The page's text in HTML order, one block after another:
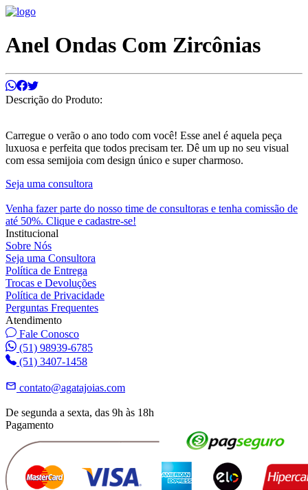
Anel Ondas Com Zircônias
Descrição do Produto:
Carregue o verão o ano todo com você! Esse anel é aquela peça
luxuosa e perfeita que todos precisam ter. Dê um up no seu visual
com essa semijoia com design único e super charmoso.
Seja uma consultora
Venha fazer parte do nosso time de consultoras e tenha comissão de
até 50%. Clique e cadastre-se!
Institucional
Sobre Nós
Seja uma Consultora
Política de Entrega
Trocas e Devoluções
Política de Privacidade
Perguntas Frequentes
Atendimento
Fale Conosco
(51) 98939-6785
(51) 3407-1458
contato@agatajoias.com
De segunda a sexta, das 9h às 18h
Pagamento